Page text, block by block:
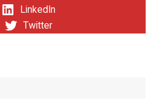
LinkedIn
Twitter